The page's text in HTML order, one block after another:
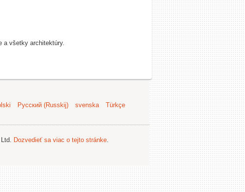
a všetky architektúry.
Русский (Russkij) svenska
Türkçe
Dozvedieť sa viac o tejto stránke.